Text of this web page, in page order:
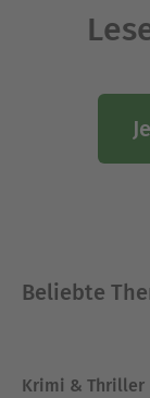
Beliebte
Krimi & Thriller